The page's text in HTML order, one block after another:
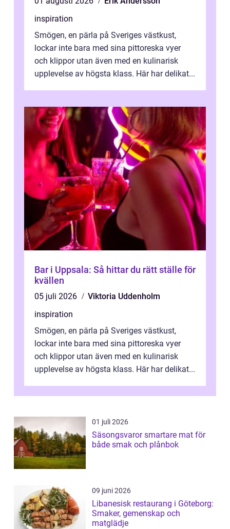
inspiration
Smögen, en pärla på Sveriges västkust,
lockar inte bara med sina pittoreska vyer
och klippor utan även med en kulinarisk
upplevelse av högsta klass. Här har delikat...
Bar i Uppsala: Så hittar du rätt ställe för
kvällen
05 juli 2026
Viktoria Uddenholm
inspiration
Smögen, en pärla på Sveriges västkust,
lockar inte bara med sina pittoreska vyer
och klippor utan även med en kulinarisk
upplevelse av högsta klass. Här har delikat...
01 juli 2026
Säsongsvaror smartare mat för
både smak och plånbok
09 juni 2026
Libanesisk restaurang i Göteborg:
Smaker, gemenskap och
matglädje